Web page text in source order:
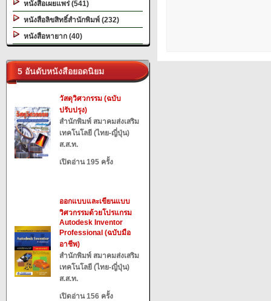
หนังสือเผยแพร่ (541)
หนังสือลิขสิทธิ์สำนักพิมพ์ (232)
หนังสือหายาก (40)
5 อันดับหนังสือยอดนิยม
วัสดุวิศวกรรม (ฉบับ
ปรับปรุง)
สำนักพิมพ์ สมาคมส่งเสริม
เทคโนโลยี (ไทย-ญี่ปุ่น)
ส.ส.ท.
เปิดอ่าน 195 ครั้ง
ออกแบบและเขียนแบบ
วิศวกรรมด้วยโปรแกรม
Autodesk Inventor
Professional (ฉบับมือ
อาชีพ)
สำนักพิมพ์ สมาคมส่งเสริม
เทคโนโลยี (ไทย-ญี่ปุ่น)
ส.ส.ท.
เปิดอ่าน 156 ครั้ง